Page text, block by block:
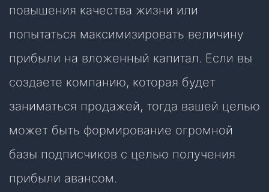
повышения качества жизни или
попытаться максимизировать величину
прибыли на вложенный капитал. Если вы
создаете компанию, которая будет
заниматься продажей, тогда вашей целью
может быть формирование огромной
базы подписчиков с целью получения
прибыли авансом.